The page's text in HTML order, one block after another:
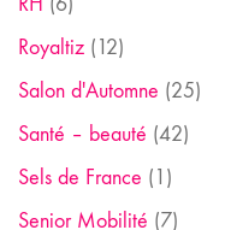
Royaltiz (12)
Salon d'Automne (25)
Santé – beauté (42)
Sels de France (1)
Senior Mobilité (7)